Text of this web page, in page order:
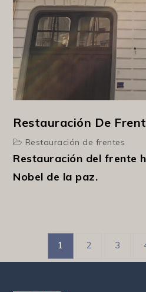
Restauración De
Restauración de frentes
Restauración del frente
Nobel de la paz.
Paginación
1 2 3